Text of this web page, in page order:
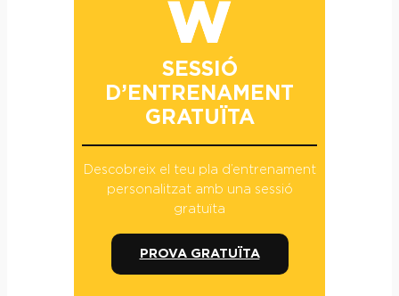
SESSIÓ
D’ENTRENAMENT
GRATUÏTA
Descobreix el teu pla d’entrenament
personalitzat amb una sessió
gratuïta
PROVA GRATUÏTA